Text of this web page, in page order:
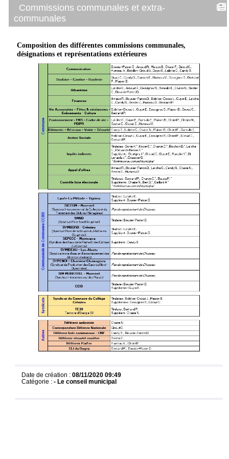
Commissions communales et extra-
communales
Composition des différentes commissions communales,
désignations et représentations extérieures
Date de création : 08/11/2020 09:49
Catégorie : - Le conseil municipal